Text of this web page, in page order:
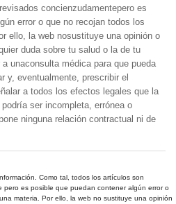
concienzudamentepero es
error o que no recojan todos los
ello, la web nosustituye una opinión o
duda sobre tu salud o la de tu
unaconsulta médica para que pueda
y, eventualmente, prescribir el
a todos los efectos legales que la
ser incompleta, errónea o
ninguna relación contractual ni de
Como tal, todos los artículos son
pero es posible que puedan contener algún error o
materia. Por ello, la web no sustituye una opinión